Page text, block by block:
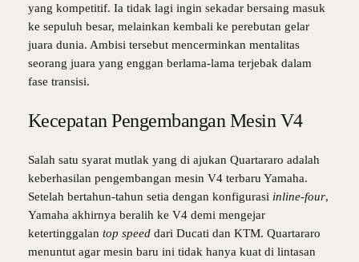
yang kompetitif. Ia tidak lagi ingin sekadar bersaing masuk
ke sepuluh besar, melainkan kembali ke perebutan gelar
juara dunia. Ambisi tersebut mencerminkan mentalitas
seorang juara yang enggan berlama-lama terjebak dalam
fase transisi.
Kecepatan Pengembangan Mesin V4
Salah satu syarat mutlak yang di ajukan Quartararo adalah
keberhasilan pengembangan mesin V4 terbaru Yamaha.
Setelah bertahun-tahun setia dengan konfigurasi inline-four,
Yamaha akhirnya beralih ke V4 demi mengejar
ketertinggalan top speeddari Ducati dan KTM. Quartararo
menuntut agar mesin baru ini tidak hanya kuat di lintasan